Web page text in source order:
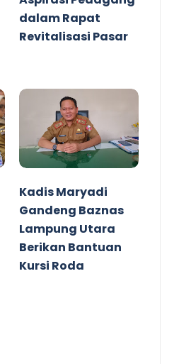
dalam Rapat
Revitalisasi Pasar
Kadis Maryadi
Gandeng Baznas
Lampung Utara
Berikan Bantuan
Kursi Roda